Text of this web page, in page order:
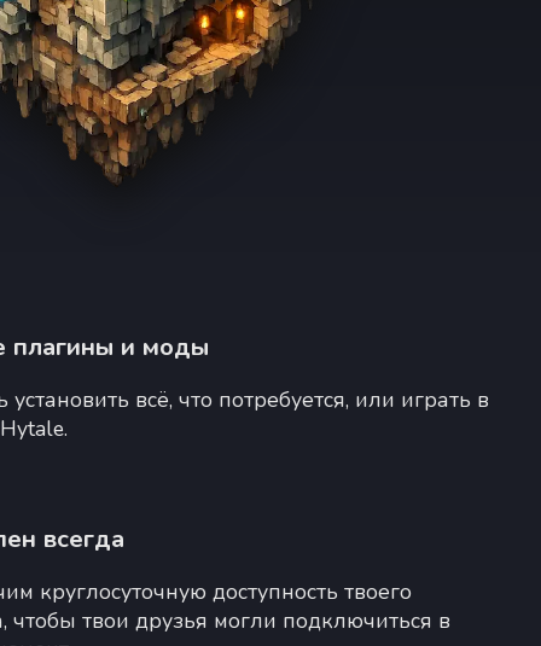
и моды
всё, что потребуется, или играть в
всегда
круглосуточную доступность твоего
чтобы твои друзья могли подключиться в